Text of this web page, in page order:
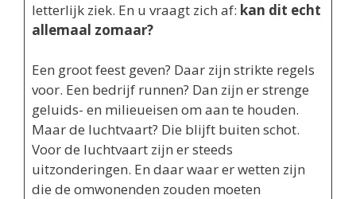
letterlijk ziek. En u vraagt zich af: kan dit echt
allemaal zomaar?
Een groot feest geven? Daar zijn strikte regels
voor. Een bedrijf runnen? Dan zijn er strenge
geluids- en milieueisen om aan te houden.
Maar de luchtvaart? Die blijft buiten schot.
Voor de luchtvaart zijn er steeds
uitzonderingen. En daar waar er wetten zijn
die de omwonenden zouden moeten